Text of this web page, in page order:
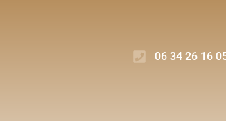
06 34 26 16